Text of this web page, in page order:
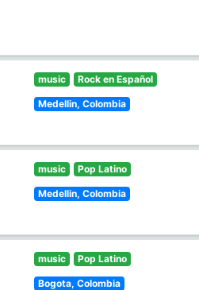
music Rock en Español
Medellin, Colombia
music Pop Latino
Medellin, Colombia
music Pop Latino
Bogota, Colombia